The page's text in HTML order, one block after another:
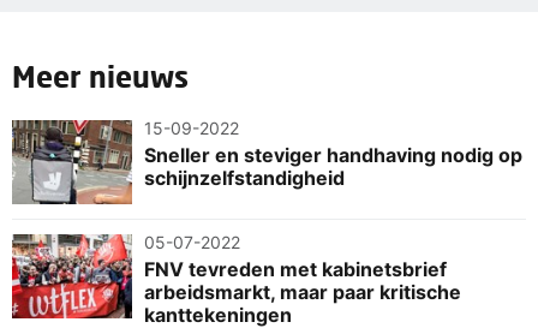
Meer nieuws
15-09-2022
Sneller en steviger handhaving nodig op
schijnzelfstandigheid
05-07-2022
FNV tevreden met kabinetsbrief
arbeidsmarkt, maar paar kritische
kanttekeningen